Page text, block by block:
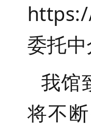
委托中
我馆
将不